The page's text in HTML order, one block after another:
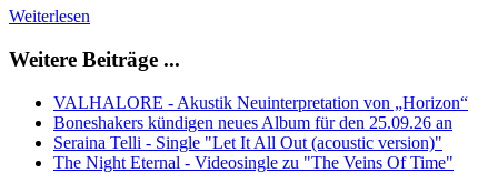
Weiterlesen
Weitere Beiträge ...
VALHALORE - Akustik Neuinterpretation von „Horizon“
Boneshakers kündigen neues Album für den 25.09.26 an
Seraina Telli - Single "Let It All Out (acoustic version)"
The Night Eternal - Videosingle zu "The Veins Of Time"